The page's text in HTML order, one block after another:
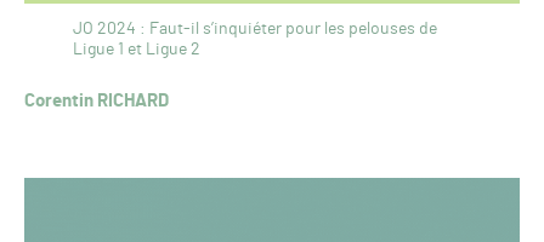
JO 2024 : Faut-il s’inquiéter pour les pelouses de
Ligue 1 et Ligue 2
Corentin RICHARD